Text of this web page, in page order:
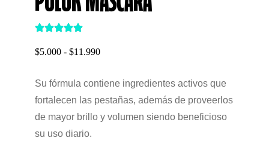
$5.000 - $11.990
Su fórmula contiene ingredientes activos que
fortalecen las pestañas, además de proveerlos
de mayor brillo y volumen siendo beneficioso
su uso diario.